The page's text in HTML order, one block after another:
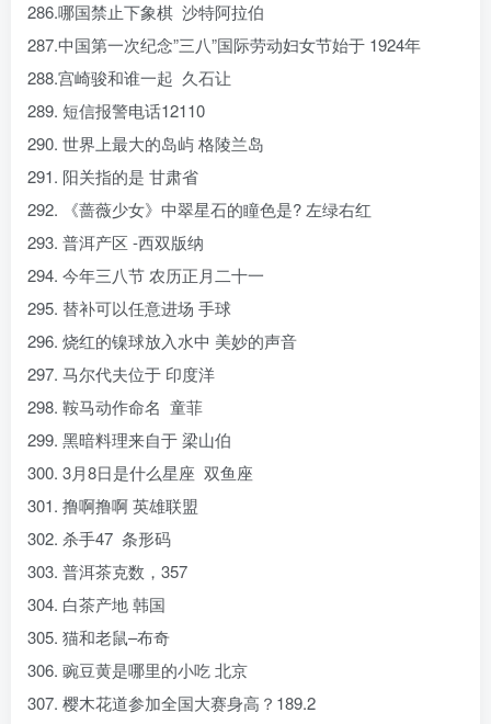
286.哪国禁止下象棋 沙特阿拉伯
287.中国第一次纪念”三八”国际劳动妇女节始于 1924年
288.宫崎骏和谁一起 久石让
289. 短信报警电话12110
290. 世界上最大的岛屿 格陵兰岛
291. 阳关指的是 甘肃省
292. 《蔷薇少女》中翠星石的瞳色是? 左绿右红
293. 普洱产区 -西双版纳
294. 今年三八节 农历正月二十一
295. 替补可以任意进场 手球
296. 烧红的镍球放入水中 美妙的声音
297. 马尔代夫位于 印度洋
298. 鞍马动作命名 童菲
299. 黑暗料理来自于 梁山伯
300. 3月8日是什么星座 双鱼座
301. 撸啊撸啊 英雄联盟
302. 杀手47 条形码
303. 普洱茶克数，357
304. 白茶产地 韩国
305. 猫和老鼠–布奇
306. 豌豆黄是哪里的小吃 北京
307. 樱木花道参加全国大赛身高？189.2